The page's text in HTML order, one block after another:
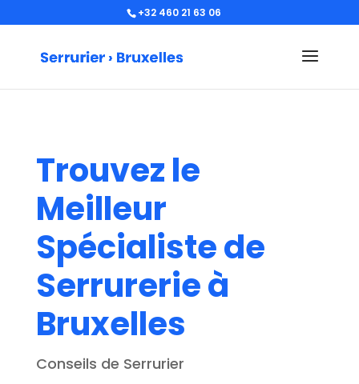
+32 460 21 63 06
Trouvez le
Meilleur
Spécialiste de
Serrurerie à
Bruxelles
Conseils de Serrurier